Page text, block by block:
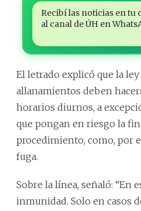
Recibí las noticias en tu
al canal de ÚH en
El letrado explicó que la
allanamientos deben
horarios diurnos, a
que pongan en riesgo la
procedimiento, como, por
fuga.
Sobre la línea, señaló: “En
inmunidad. Solo en casos